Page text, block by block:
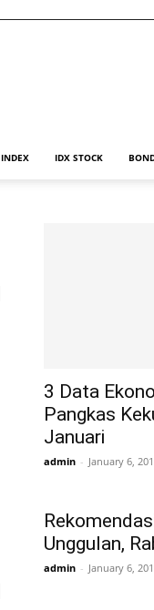
INDEX IDX STOCK
3 Data
Pangkas
Januari
admin - January 6,
Unggulan,
admin - January 6,